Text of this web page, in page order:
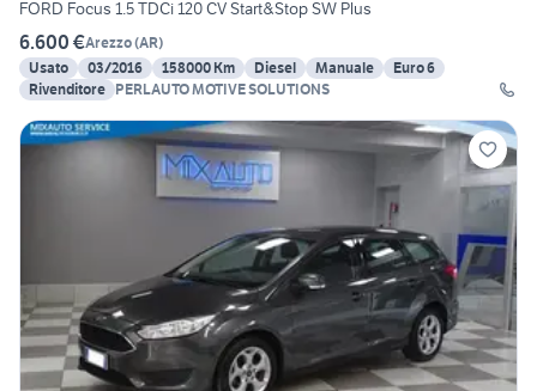
FORD Focus 1.5 TDCi 120 CV Start&Stop SW Plus
6.600 €Arezzo(AR)
Usato
03/2016 158000 Km Diesel Manuale
Euro 6
Rivenditore PERLAUTO MOTIVE SOLUTIONS